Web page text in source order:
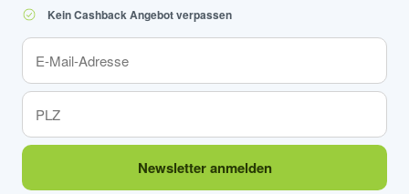
Kein Cashback Angebot verpassen
Newsletter anmelden